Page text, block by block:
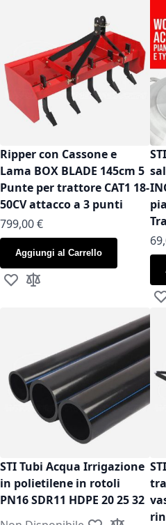
Ripper con Cassone e
Lama BOX BLADE 145cm 5
Punte per trattore CAT1 18-
50CV attacco a 3 punti
799,00 €
Aggiungi al Carrello
Aggiungi alla lista desideri
Aggiungi al confronto
As
STI Tubi Acqua Irrigazione
in polietilene in rotoli
PN16 SDR11 HDPE 20 25 32